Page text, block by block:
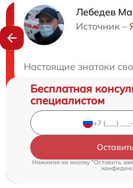
Лебедев
Источник –
Настоящие знатоки
Нужна
Бесплатная
специалистом
Нажимая на кнопку "Оставить